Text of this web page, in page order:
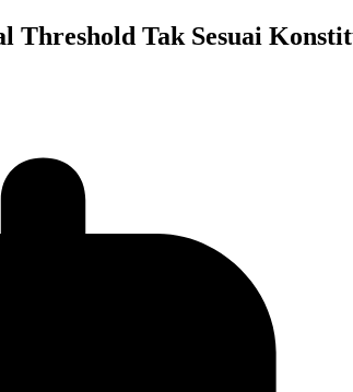
Threshold Tak Sesuai